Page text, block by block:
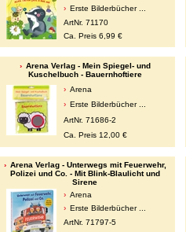
Erste Bilderbücher ...
ArtNr. 71170
Ca. Preis 6,99 €
Arena Verlag - Mein Spiegel- und
Kuschelbuch - Bauernhoftiere
Arena
Erste Bilderbücher ...
ArtNr. 71686-2
Ca. Preis 12,00 €
Arena Verlag - Unterwegs mit Feuerwehr,
Polizei und Co. - Mit Blink-Blaulicht und
Sirene
Arena
Erste Bilderbücher ...
ArtNr. 71797-5